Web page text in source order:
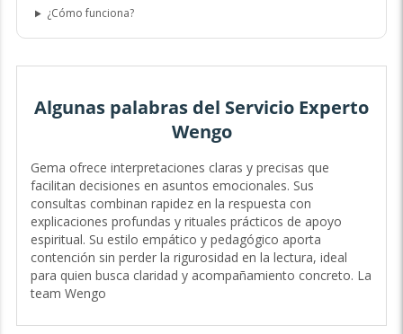
¿Cómo funciona?
Algunas palabras del Servicio Experto
Wengo
Gema ofrece interpretaciones claras y precisas que
facilitan decisiones en asuntos emocionales. Sus
consultas combinan rapidez en la respuesta con
explicaciones profundas y rituales prácticos de apoyo
espiritual. Su estilo empático y pedagógico aporta
contención sin perder la rigurosidad en la lectura, ideal
para quien busca claridad y acompañamiento concreto. La
team Wengo